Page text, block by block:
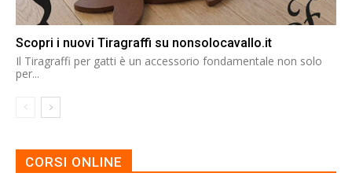
Scopri i nuovi Tiragraffi su nonsolocavallo.it
Il Tiragraffi per gatti è un accessorio fondamentale non solo
per...
CORSI ONLINE